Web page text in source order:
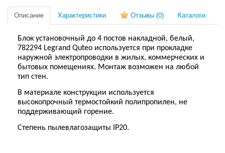
Описание Характеристики Отзывы (0) Каталоги
Блок установочный до 4 постов накладной, белый,
782294 Legrand Quteo используется при прокладке
наружной электропроводки в жилых, коммерческих и
бытовых помещениях. Монтаж возможен на любой
тип стен.
В материале конструкции используется
высокопрочный термостойкий полипропилен, не
поддерживающий горение.
Степень пылевлагозащиты IP20.